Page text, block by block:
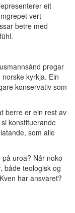
eit
vert
betre med
pregar
kyrkja. Ein
konservativ som
berre er ein rest av
konstituerande
som alle
uroa? Når noko
både teologisk og
har ansvaret?